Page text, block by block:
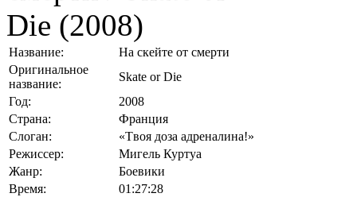
Название:
На скейте от смерти
Оригинальное
название:
Skate or Die
Год:
2008
Страна:
Франция
Слоган:
«Tвоя доза адреналина!»
Режиссер:
Мигель Куртуа
Жанр:
Боевики
Время:
01:27:28